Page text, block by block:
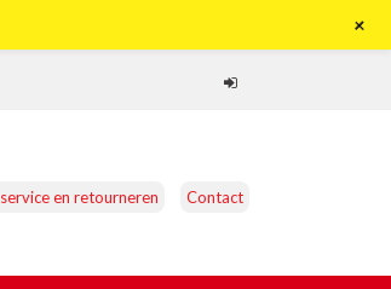
en retourneren Contact
+